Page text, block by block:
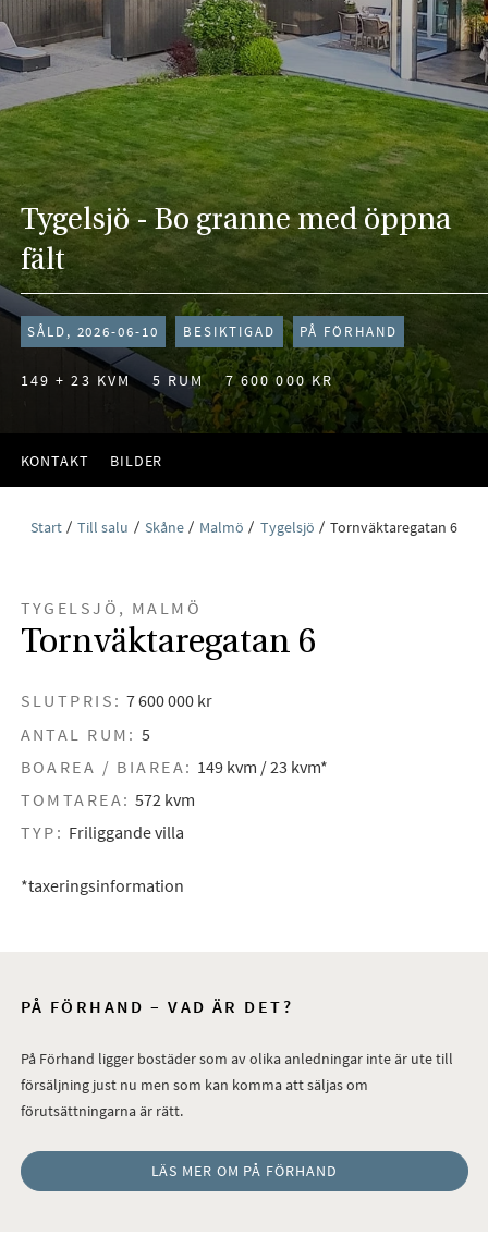
Tygelsjö - Bo granne med öppna
fält
SÅLD, 2026-06-10 BESIKTIGAD PÅ FÖRHAND
149 + 23 KVM 5 RUM 7 600 000 KR
KONTAKT BILDER
Start Till salu Skåne Malmö Tygelsjö Tornväktaregatan 6
TYGELSJÖ, MALMÖ
Tornväktaregatan 6
SLUTPRIS: 7 600 000 kr
ANTAL RUM: 5
BOAREA / BIAREA: 149 kvm / 23 kvm*
TOMTAREA: 572 kvm
TYP: Friliggande villa
*taxeringsinformation
PÅ FÖRHAND – VAD ÄR DET?
På Förhand ligger bostäder som av olika anledningar inte är ute till
försäljning just nu men som kan komma att säljas om
förutsättningarna är rätt.
LÄS MER OM PÅ FÖRHAND